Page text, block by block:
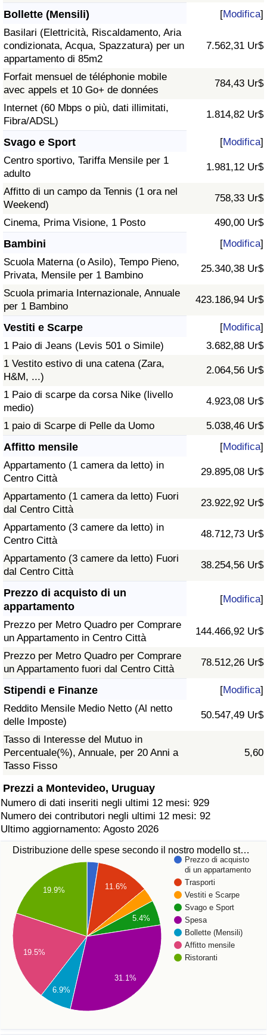
Bollette (Mensili) [Modifica]
Basilari (Elettricità, Riscaldamento, Aria
condizionata, Acqua, Spazzatura) per un
appartamento di 85m2
7.562,31 Ur$
Forfait mensuel de téléphonie mobile
avec appels et 10 Go+ de données
784,43 Ur$
Internet (60 Mbps o più, dati illimitati,
Fibra/ADSL)
1.814,82 Ur$
Svago e Sport [Modifica]
Centro sportivo, Tariffa Mensile per 1
adulto
1.981,12 Ur$
Affitto di un campo da Tennis (1 ora nel
Weekend)
758,33 Ur$
Cinema, Prima Visione, 1 Posto 490,00 Ur$
Bambini [Modifica]
Scuola Materna (o Asilo), Tempo Pieno,
Privata, Mensile per 1 Bambino
25.340,38 Ur$
Scuola primaria Internazionale, Annuale
per 1 Bambino
423.186,94 Ur$
Vestiti e Scarpe [Modifica]
1 Paio di Jeans (Levis 501 o Simile)
3.682,88 Ur$
1 Vestito estivo di una catena (Zara,
H&M, ...)
2.064,56 Ur$
1 Paio di scarpe da corsa Nike (livello
medio)
4.923,08 Ur$
1 paio di Scarpe di Pelle da Uomo 5.038,46 Ur$
Affitto mensile [Modifica]
Appartamento (1 camera da letto) in
Centro Città
29.895,08 Ur$
Appartamento (1 camera da letto) Fuori
dal Centro Città
23.922,92 Ur$
Appartamento (3 camere da letto) in
Centro Città
48.712,73 Ur$
Appartamento (3 camere da letto) Fuori
dal Centro Città
38.254,56 Ur$
Prezzo di acquisto di un
appartamento
[Modifica]
Prezzo per Metro Quadro per Comprare
un Appartamento in Centro Città
144.466,92 Ur$
Prezzo per Metro Quadro per Comprare
un Appartamento fuori dal Centro Città
78.512,26 Ur$
Stipendi e Finanze [Modifica]
Reddito Mensile Medio Netto (Al netto
delle Imposte)
50.547,49 Ur$
Tasso di Interesse del Mutuo in
Percentuale(%), Annuale, per 20 Anni a
Tasso Fisso
5,60
Prezzi a Montevideo, Uruguay
Numero di dati inseriti negli ultimi 12 mesi: 929
Numero dei contributori negli ultimi 12 mesi: 92
Ultimo aggiornamento: Agosto 2026
Distribuzione delle spese secondo il nostro modello st…
Prezzo di acquisto
di un appartamento
Trasporti
Vestiti e Scarpe
Svago e Sport
Spesa
Bollette (Mensili)
Affitto mensile
Ristoranti
11.6%
5.4%
19.9%
19.5%
6.9%
31.1%